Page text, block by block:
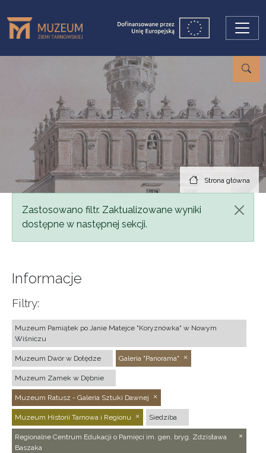
Strona główna
Komunikat
Zastosowano filtr. Zaktualizowane wyniki
dostępne w następnej sekcji.
Informacje
Filtry:
Muzeum Pamiątek po Janie Matejce "Koryznówka" w Nowym
Wiśniczu
Muzeum Dwór w Dołędze Galeria "Panorama"
Muzeum Zamek w Dębnie
Muzeum Ratusz - Galeria Sztuki Dawnej
Muzeum Historii Tarnowa i Regionu Siedziba
Regionalne Centrum Edukacji o Pamięci im. gen. bryg. Zdzisława
Baszaka